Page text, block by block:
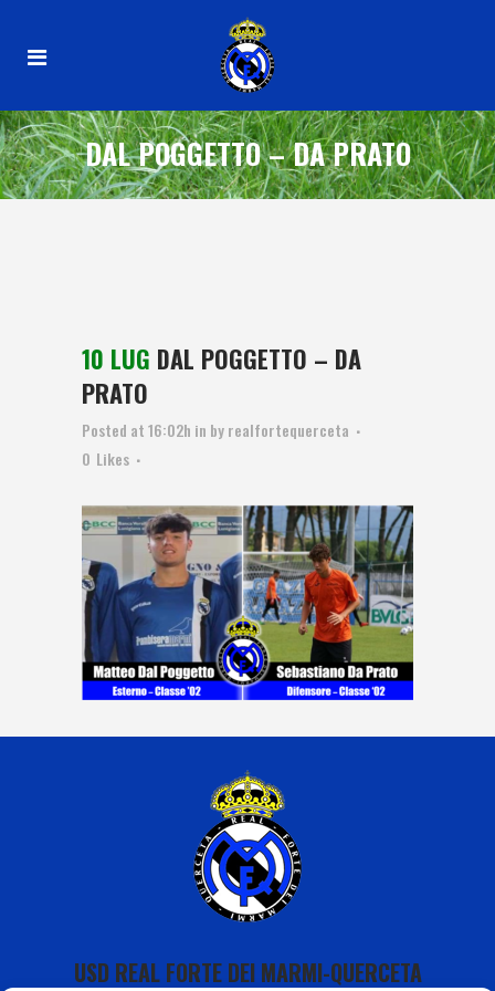
DAL POGGETTO – DA PRATO
10 LUG DAL POGGETTO – DA
PRATO
Posted at 16:02h in byrealfortequerceta
0 Likes
USD REAL FORTE DEI MARMI-QUERCETA